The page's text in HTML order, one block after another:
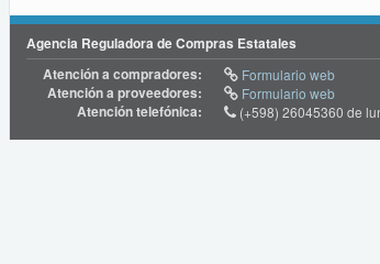
Agencia Reguladora de Compras Estatales
Atención a compradores:
Formulario web
Atención a proveedores: Formulario web
Atención telefónica: (+598) 26045360 de